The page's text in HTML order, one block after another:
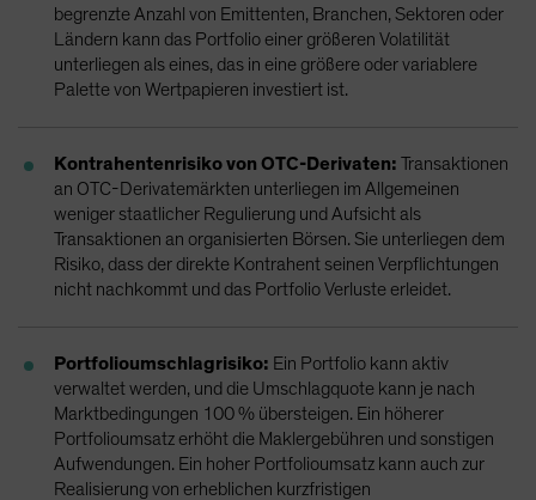
begrenzte Anzahl von Emittenten, Branchen, Sektoren oder
Ländern kann das Portfolio einer größeren Volatilität
unterliegen als eines, das in eine größere oder variablere
Palette von Wertpapieren investiert ist.
Kontrahentenrisiko von OTC-Derivaten: Transaktionen
an OTC-Derivatemärkten unterliegen im Allgemeinen
weniger staatlicher Regulierung und Aufsicht als
Transaktionen an organisierten Börsen. Sie unterliegen dem
Risiko, dass der direkte Kontrahent seinen Verpflichtungen
nicht nachkommt und das Portfolio Verluste erleidet.
Portfolioumschlagrisiko: Ein Portfolio kann aktiv
verwaltet werden, und die Umschlagquote kann je nach
Marktbedingungen 100 % übersteigen. Ein höherer
Portfolioumsatz erhöht die Maklergebühren und sonstigen
Aufwendungen. Ein hoher Portfolioumsatz kann auch zur
Realisierung von erheblichen kurzfristigen